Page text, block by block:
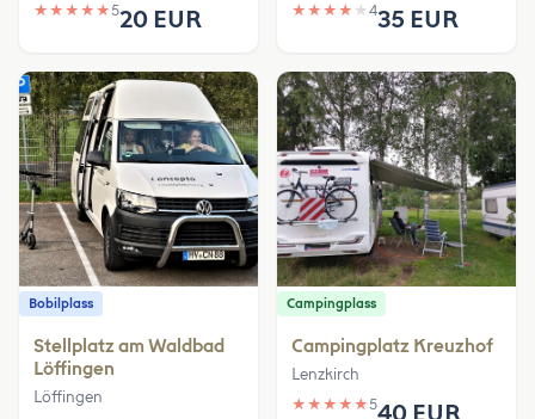
★ ★ ★ ★ ★520 EUR ★ ★ ★ ★ ★ 435 EUR
Bobilplass
Stellplatz am Waldbad
Löffingen
Löffingen
Campingplass
Campingplatz Kreuzhof
Lenzkirch
★ ★ ★ ★ ★540 EUR